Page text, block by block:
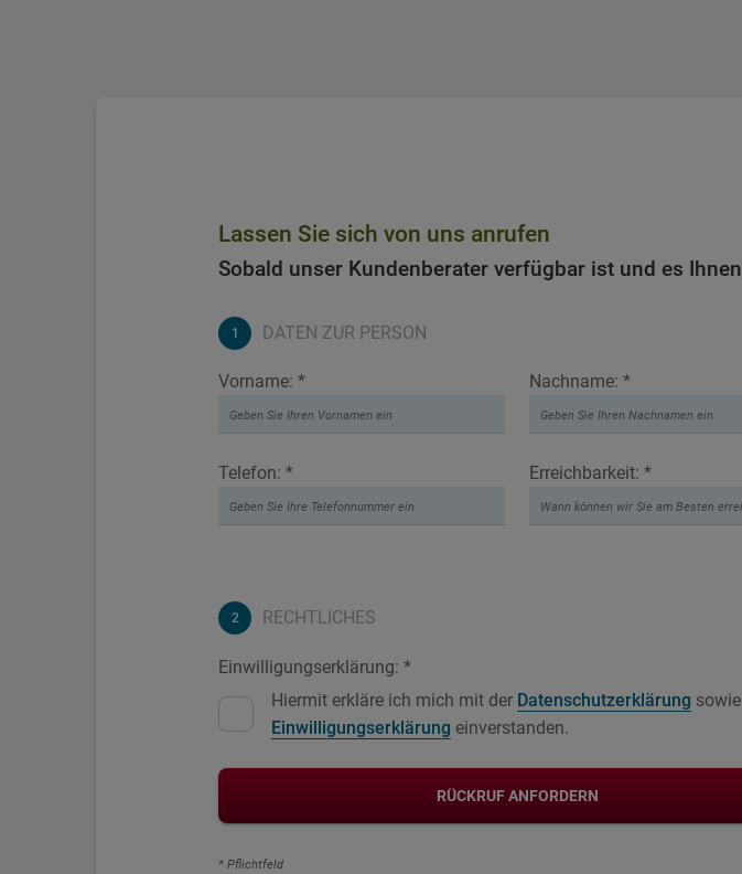
Lassen Sie sich von uns anrufen
Sobald unser Kundenberater verfügbar ist und es
DATEN ZUR PERSON
Vorname: * Nachname: *
Telefon: * Erreichbarkeit: *
RECHTLICHES
Einwilligungserklärung: *
Hiermit erkläre ich mich mit der Datenschutzerklärung
Einwilligungserklärung einverstanden.
RÜCKRUF ANFORDERN
* Pflichtfeld